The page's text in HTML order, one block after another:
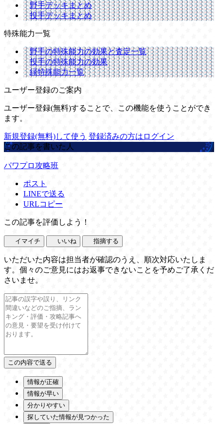
野手デッキまとめ
投手デッキまとめ
特殊能力一覧
野手の特殊能力の効果と査定一覧
投手の特殊能力の効果
緑特殊能力一覧
ユーザー登録のご案内
ユーザー登録(無料)することで、この機能を使うことができ
ます。
新規登録(無料)して使う 登録済みの方はログイン
この記事を書いた人
パワプロ攻略班
ポスト
LINEで送る
URLコピー
この記事を評価しよう！
イマイチ いいね 指摘する
いただいた内容は担当者が確認のうえ、順次対応いたしま
す。個々のご意見にはお返事できないことを予めご了承くだ
さいませ。
情報が正確
情報が早い
分かりやすい
探していた情報が見つかった